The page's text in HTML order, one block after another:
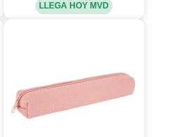
LLEGA HOY MVD